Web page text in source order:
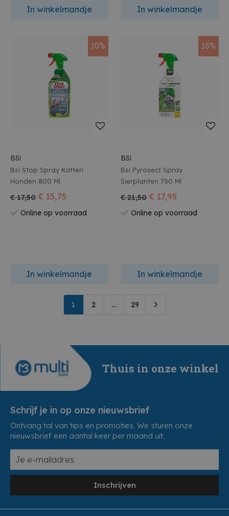
In winkelmandje In winkelmandje
10%
BSi
Bsi Stop Spray Katten
Honden 800 Ml
€ 17,50 € 15,75
Online op voorraad
In winkelmandje
15%
BSi
Bsi Pyrosect Spray
Sierplanten 750 Ml
€ 21,50 € 17,95
Online op voorraad
In winkelmandje
1 2 ... 29
Thuis in onze winkel
Schrijf je in op onze nieuwsbrief
Ontvang tal van tips en promoties. We sturen onze
nieuwsbrief een aantal keer per maand uit.
Inschrijven